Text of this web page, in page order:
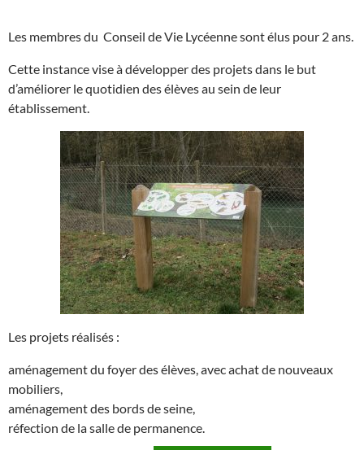
Les membres du Conseil de Vie Lycéenne sont élus pour 2 ans.
Cette instance vise à développer des projets dans le but
d’améliorer le quotidien des élèves au sein de leur
établissement.
Les projets réalisés :
aménagement du foyer des élèves, avec achat de nouveaux
mobiliers,
aménagement des bords de seine,
réfection de la salle de permanence.